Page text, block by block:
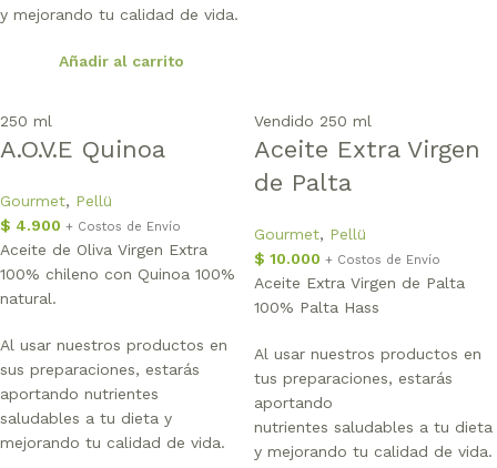
y mejorando tu calidad de vida.
Añadir al carrito
250 ml
A.O.V.E Quinoa
Gourmet, Pellü
$ 4.900 + Costos de Envío
Aceite de Oliva Virgen Extra
100% chileno con Quinoa 100%
natural.
Al usar nuestros productos en
sus preparaciones, estarás
aportando nutrientes
saludables a tu dieta y
mejorando tu calidad de vida.
Vendido 250 ml
Aceite Extra Virgen
de Palta
Gourmet, Pellü
$ 10.000 + Costos de Envío
Aceite Extra Virgen de Palta
100% Palta Hass
Al usar nuestros productos en
tus preparaciones, estarás
aportando
nutrientes saludables a tu dieta
y mejorando tu calidad de vida.